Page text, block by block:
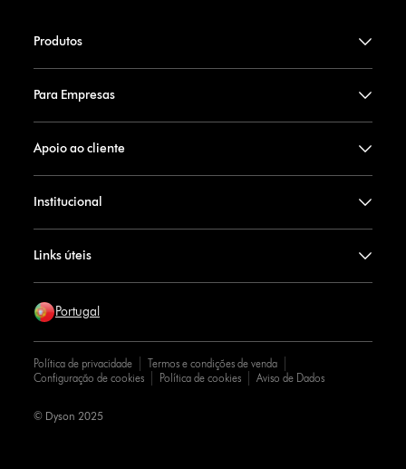
Produtos
Para Empresas
Apoio ao cliente
Institucional
Links úteis
Portugal
Política de privacidade
Termos e condições de venda
Configuração de cookies
Política de cookies Aviso de Dados
© Dyson 2025